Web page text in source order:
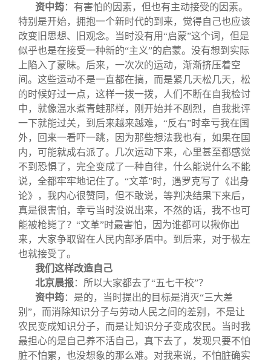
资中筠：有害怕的因素，但也有主动接受的因素。
特别是开始，拥抱一个新时代的到来，觉得自己也应该
改变旧思想、旧观念。当时没有用“启蒙”这个词，但是
似乎也是在接受一种新的“主义”的启蒙。没有想到实际
上陷入了蒙昧。后来，一次次的运动，渐渐挤压着空
间。这些运动不是一直都在搞，而是紧几天松几天，松
的时候好过一点，这样一拨一拨，人们不断在自我检讨
中，就像温水煮青蛙那样，刚开始并不剧烈，自我批评
一下就能过关，到后来越来越难，“反右”时幸亏我在国
外，回来一看吓一跳，因为那些想法我也有，如果在国
内，可能就成右派了。几次运动下来，心里甚至都感觉
不到恐惧了，完全变成了一种自律，什么能说什么不能
说，全都牢牢地记住了。“文革”时，遇罗克写了《出身
论》，我内心很赞同，但不敢说，等判决结果下来后，
真是很害怕，幸亏当时没说出来，不然的话，我不也可
能被枪毙了？“文革”时最害怕，因为谁都可以揪你出
来，大家争取留在人民内部矛盾中。到后来，对于极左
也就接受了。
我们这样改造自己
北京晨报： 所以大家都去了“五七干校”？
资中筠：是的，当时提出的目标是消灭“三大差
别”，而消除知识分子与劳动人民之间的差别，不是让
农民变成知识分子，而是让知识分子变成农民。当时我
最担心的是自己养不活自己，真下去了，发现只要不怕
脏不怕累，也没想象的那么难。对我来说，不怕脏确实